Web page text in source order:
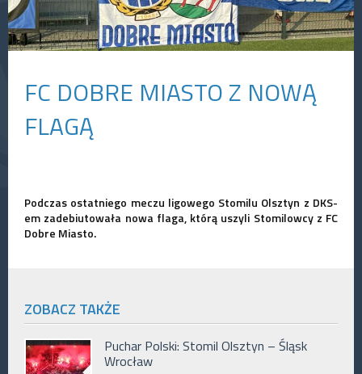
FC DOBRE MIASTO Z NOWĄ
FLAGĄ
Podczas ostatniego meczu ligowego Stomilu Olsztyn z DKS-
em zadebiutowała nowa flaga, którą uszyli Stomilowcy z FC
Dobre Miasto.
ZOBACZ TAKŻE
Puchar Polski: Stomil Olsztyn – Śląsk
Wrocław